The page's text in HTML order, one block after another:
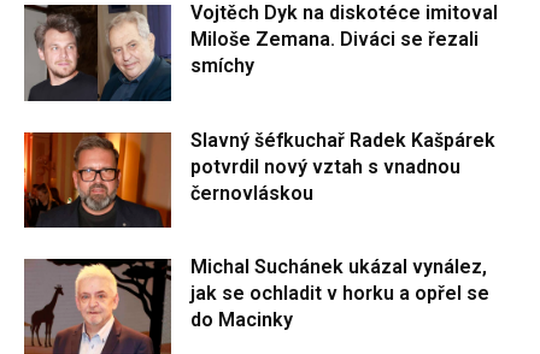
Vojtěch Dyk na diskotéce imitoval
Miloše Zemana. Diváci se řezali
smíchy
Slavný šéfkuchař Radek Kašpárek
potvrdil nový vztah s vnadnou
černovláskou
Michal Suchánek ukázal vynález,
jak se ochladit v horku a opřel se
do Macinky